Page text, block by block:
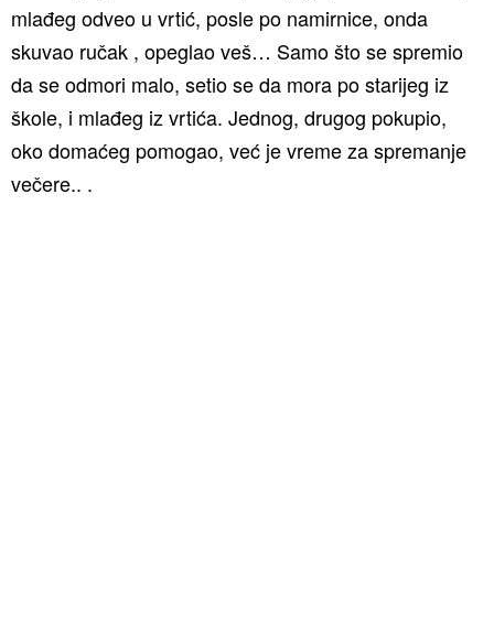
mlađeg odveo u vrtić, posle po namirnice, onda
skuvao ručak , opeglao veš… Samo što se spremio
da se odmori malo, setio se da mora po starijeg iz
škole, i mlađeg iz vrtića. Jednog, drugog pokupio,
oko domaćeg pomogao, već je vreme za spremanje
večere.. .